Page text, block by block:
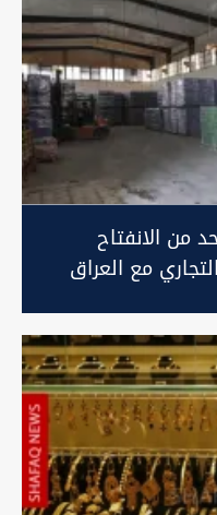
من الانفتاح
مع العراق